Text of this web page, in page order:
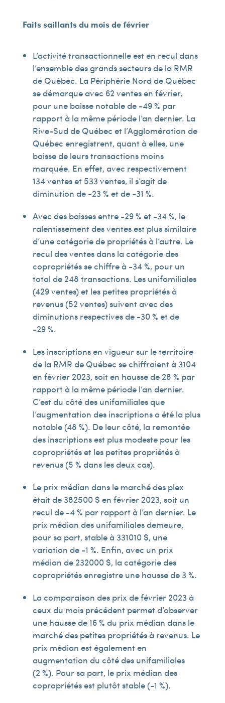
Faits saillants du mois de février
L’activité transactionnelle est en recul dans
l’ensemble des grands secteurs de la RMR
de Québec. La Périphérie Nord de Québec
se démarque avec 62 ventes en février,
pour une baisse notable de -49 % par
rapport à la même période l’an dernier. La
Rive-Sud de Québec et l’Agglomération de
Québec enregistrent, quant à elles, une
baisse de leurs transactions moins
marquée. En effet, avec respectivement
134 ventes et 533 ventes, il s’agit de
diminution de -23 % et de -31 %.
Avec des baisses entre -29 % et -34 %, le
ralentissement des ventes est plus similaire
d’une catégorie de propriétés à l’autre. Le
recul des ventes dans la catégorie des
copropriétés se chiffre à -34 %, pour un
total de 248 transactions. Les unifamiliales
(429 ventes) et les petites propriétés à
revenus (52 ventes) suivent avec des
diminutions respectives de -30 % et de
-29 %.
Les inscriptions en vigueur sur le territoire
de la RMR de Québec se chiffraient à 3 104
en février 2023, soit en hausse de 28 % par
rapport à la même période l’an dernier.
C’est du côté des unifamiliales que
l’augmentation des inscriptions a été la plus
notable (48 %). De leur côté, la remontée
des inscriptions est plus modeste pour les
copropriétés et les petites propriétés à
revenus (5 % dans les deux cas).
Le prix médian dans le marché des plex
était de 382 500 $ en février 2023, soit un
recul de -4 % par rapport à l’an dernier. Le
prix médian des unifamiliales demeure,
pour sa part, stable à 331 010 $, une
variation de -1 %. Enfin, avec un prix
médian de 232 000 $, la catégorie des
copropriétés enregistre une hausse de 3 %.
La comparaison des prix de février 2023 à
ceux du mois précédent permet d’observer
une hausse de 16 % du prix médian dans le
marché des petites propriétés à revenus. Le
prix médian est également en
augmentation du côté des unifamiliales
(2 %). Pour sa part, le prix médian des
copropriétés est plutôt stable (-1 %).